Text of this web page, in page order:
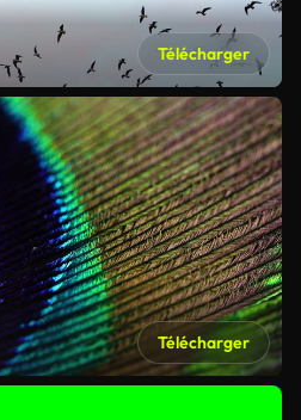
Télécharger
Télécharger